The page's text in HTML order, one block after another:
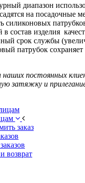
диапазон
на посадочные
силиконовых
состав изделия
срок службы
патрубок
постоянных
затяжку и
заказ
возврат